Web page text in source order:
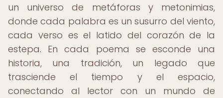
un universo de metáforas y metonimias,
donde cada palabra es un susurro del viento,
cada verso es el latido del corazón de la
estepa. En cada poema se esconde una
historia, una tradición, un legado que
trasciende el tiempo y el espacio,
conectando al lector con un mundo de